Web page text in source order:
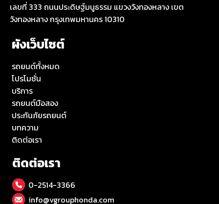
เลขที่ 333 ถนนประดิษฐ์มนูธรรม แขวงวังทองหลาง เขต
วังทองหลาง กรุงเทพมหานคร 10310
ผังเว็บไซต์
รถยนต์ทั้งหมด
โปรโมชั่น
บริการ
รถยนต์มือสอง
ประกันภัยรถยนต์
บทความ
ติดต่อเรา
ติดต่อเรา
0-2514-3366
info@vgrouphonda.com